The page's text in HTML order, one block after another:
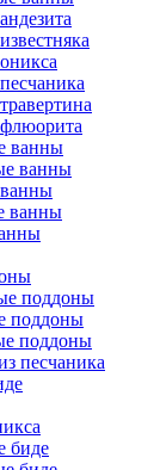
ванны
ванны
ванны
поддоны
поддоны
поддоны
песчаника
биде